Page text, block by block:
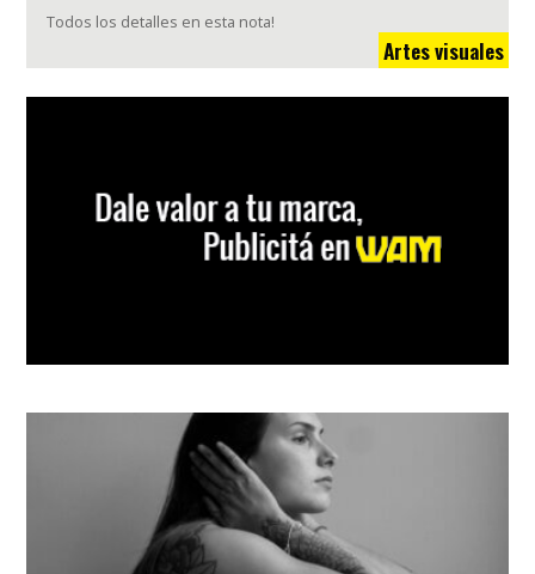
Todos los detalles en esta nota!
Artes visuales